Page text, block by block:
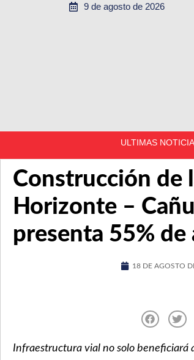
9 de agosto de 2026
ULTIMAS
Construcción de
Horizonte –
presenta 55% de
18 DE AGOSTO
Infraestructura vial no solo beneficiará